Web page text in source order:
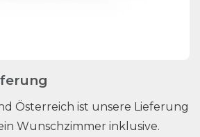
Österreich ist unsere Lieferung
Wunschzimmer inklusive.